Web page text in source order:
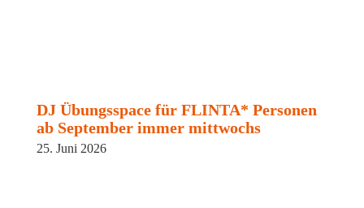
DJ Übungsspace für FLINTA* Personen
ab September immer mittwochs
25. Juni 2026